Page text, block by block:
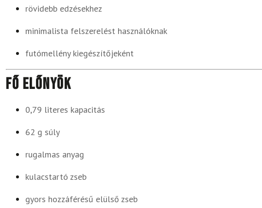
rövidebb edzésekhez
minimalista felszerelést használóknak
futómellény kiegészítőjeként
Fő előnyök
0,79 literes kapacitás
62 g súly
rugalmas anyag
kulacstartó zseb
gyors hozzáférésű elülső zseb